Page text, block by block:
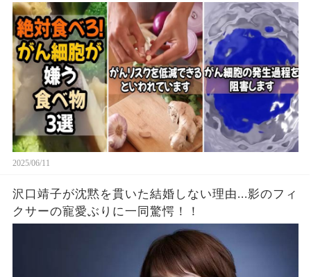
2025/06/11
沢口靖子が沈黙を貫いた結婚しない理由...影のフィ
クサーの寵愛ぶりに一同驚愕！！